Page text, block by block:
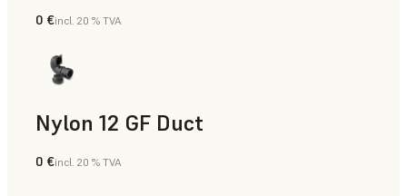
Médical
0 €incl. 20 % TVA
Nylon 12 GF Duct
Poudre SLS
0 €incl. 20 % TVA